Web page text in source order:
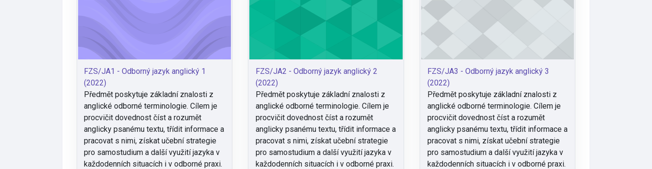
FZS/JA1 - Odborný jazyk anglický 1
(2022)
Předmět poskytuje základní znalosti z
anglické odborné terminologie. Cílem je
procvičit dovednost číst a rozumět
anglicky psanému textu, třídit informace a
pracovat s nimi, získat učební strategie
pro samostudium a další využití jazyka v
každodenních situacích i v odborné praxi.
FZS/JA2 - Odborný jazyk anglický 2
(2022)
Předmět poskytuje základní znalosti z
anglické odborné terminologie. Cílem je
procvičit dovednost číst a rozumět
anglicky psanému textu, třídit informace a
pracovat s nimi, získat učební strategie
pro samostudium a další využití jazyka v
každodenních situacích i v odborné praxi.
FZS/JA3 - Odborný jazyk anglický 3
(2022)
Předmět poskytuje základní znalosti z
anglické odborné terminologie. Cílem je
procvičit dovednost číst a rozumět
anglicky psanému textu, třídit informace a
pracovat s nimi, získat učební strategie
pro samostudium a další využití jazyka v
každodenních situacích i v odborné praxi.